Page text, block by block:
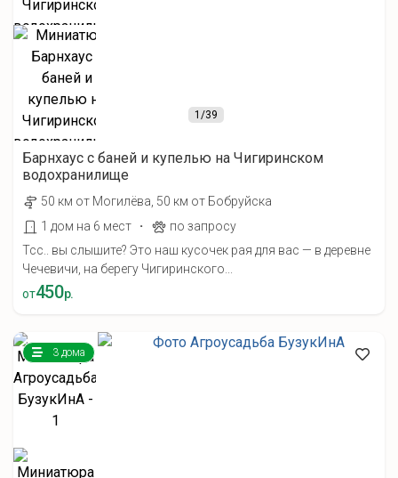
1/39
Барнхаус с баней и купелью на Чигиринском
водохранилище
50 км от Могилёва, 50 км от Бобруйска
1 дом на 6 мест
·
по запросу
Тсс.. вы слышите? Это наш кусочек рая для вас — в деревне
Чечевичи, на берегу Чигиринского...
от450р.
3 дома